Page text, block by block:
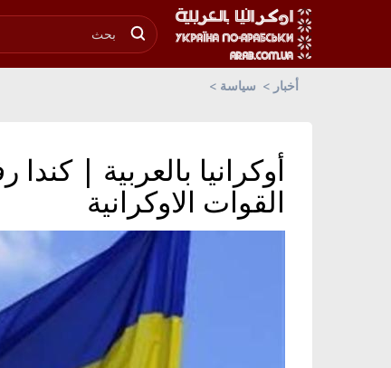
أخبار سياسة
أوكرانيا بالعربية |
القوات الاوكرانية